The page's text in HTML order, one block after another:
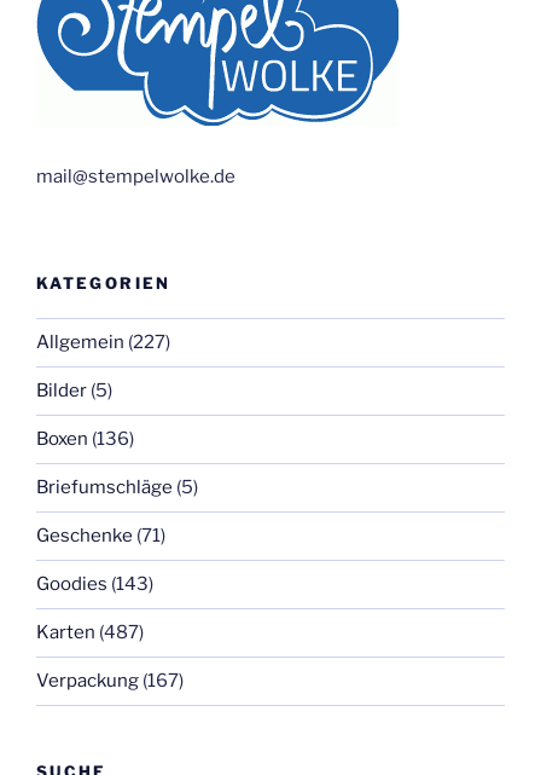
mail@stempelwolke.de
KATEGORIEN
Allgemein (227)
Bilder (5)
Boxen (136)
Briefumschläge (5)
Geschenke (71)
Goodies (143)
Karten (487)
Verpackung (167)